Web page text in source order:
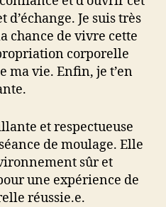
d’échange. Je suis très
chance de vivre cette
corporelle
ma vie. Enfin, je t’en
et respectueuse
de moulage. Elle
sûr et
une expérience de
réussie.e.